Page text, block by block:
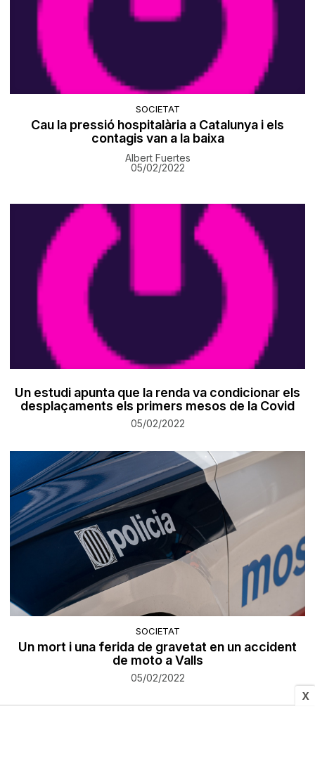
X
SOCIETAT
Cau la pressió hospitalària a Catalunya i els
contagis van a la baixa
Albert Fuertes
05/02/2022
Un estudi apunta que la renda va condicionar els
desplaçaments els primers mesos de la Covid
05/02/2022
SOCIETAT
Un mort i una ferida de gravetat en un accident
de moto a Valls
05/02/2022